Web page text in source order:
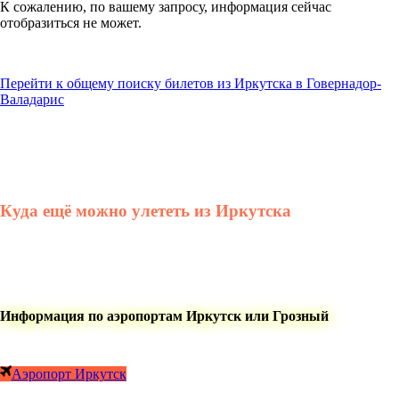
К сожалению, по вашему запросу, информация сейчас
отобразиться не может.
Перейти к общему поиску билетов из Иркутска в Говернадор-
Валадарис
Куда ещё можно улететь из Иркутска
Информация по аэропортам Иркутск или Грозный
Аэропорт Иркутск